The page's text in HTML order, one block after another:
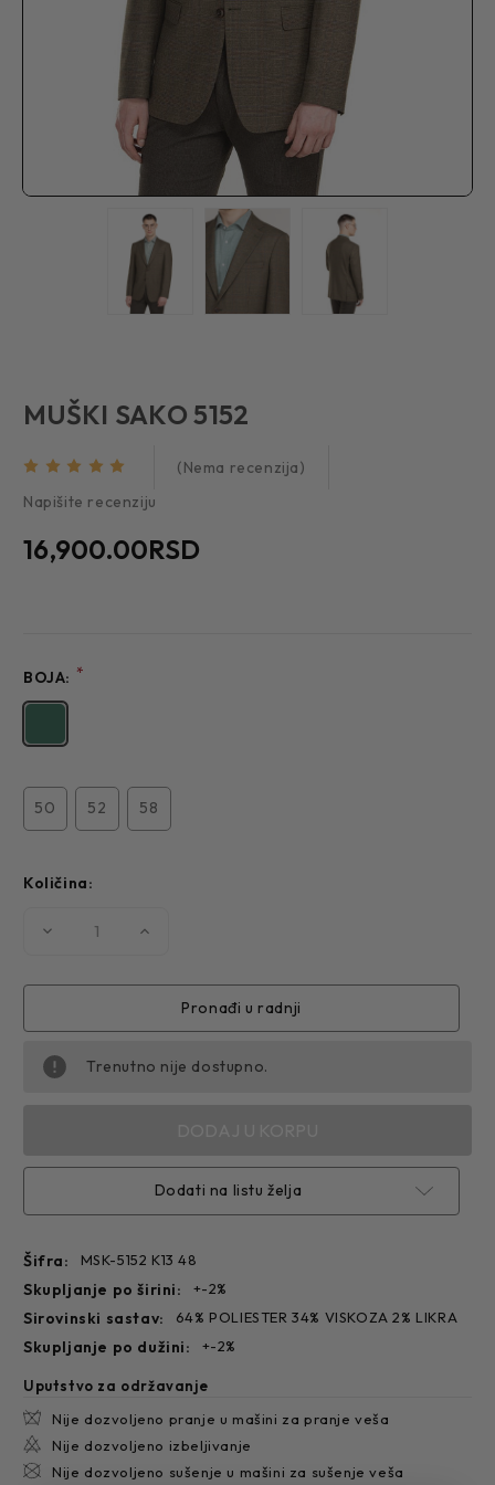
MUŠKI SAKO 5152
(Nema recenzija)
Napišite recenziju
16,900.00RSD
BOJA: *
50 52 58
Količina:
Smanjite
5152
Povećajte
5152
Pronađi u radnji
Trenutno nije dostupno.
Dodati na listu želja
Šifra: MSK-5152 K13 48
sirovinski sastav: 64% POLIESTER 34% VISKOZA 2% LIKRA
Nije dozvoljeno pranje u mašini za pranje veša
Nije dozvoljeno sušenje u mašini za sušenje veša
Nije dozvoljeno izbeljivanje
skupljanje po dužini: +-2%
skupljanje po širini: +-2%
Uputstvo za održavanje